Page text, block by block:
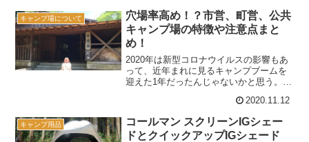
詳しく触れなかった部分も事細かくまと
めていきたいと思う。高速...
キャンプ場について
穴場率高め！？市営、町営、公共
キャンプ場の特徴や注意点まと
め！
2020年は新型コロナウイルスの影響もあ
って、近年まれに見るキャンプブームを
迎えた1年だったんじゃないかと思う。連
取るのが難しかったほど。そんなときに
我が家がチェックしたのが市営、町営と
いった公営・公共の...
2020.11.12
キャンプ用品
コールマン スクリーンIGシェー
ドとクイックアップIGシェード